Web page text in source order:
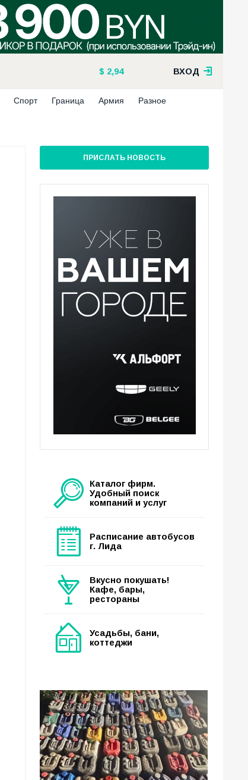
2,94 ВХОД
Спорт Граница Армия Разное
ПРИСЛАТЬ НОВОСТЬ
Каталог фирм.
Удобный поиск
компаний и услуг
Расписание автобусов
г. Лида
Вкусно покушать!
Кафе, бары,
рестораны
Усадьбы, бани,
коттеджи